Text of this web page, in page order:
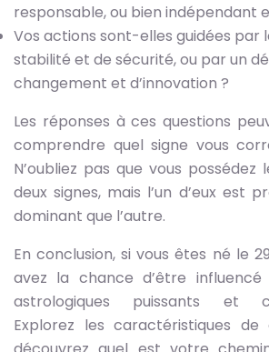
responsable, ou bien indépendant
Vos actions sont-elles guidées par
stabilité et de sécurité, ou par un
changement et d’innovation ?
Les réponses à ces questions
comprendre quel signe vous
N’oubliez pas que vous possédez
deux signes, mais l’un d’eux est
dominant que l’autre.
En conclusion, si vous êtes né le
avez la chance d’être
astrologiques puissants et
Explorez les caractéristiques